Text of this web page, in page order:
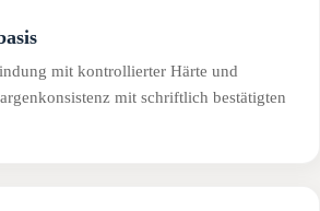
mit kontrollierter Härte und
mit schriftlich bestätigten